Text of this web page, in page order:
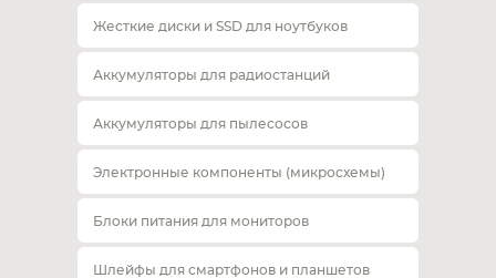
Жесткие диски и SSD для ноутбуков
Аккумуляторы для радиостанций
Аккумуляторы для пылесосов
Электронные компоненты (микросхемы)
Блоки питания для мониторов
Шлейфы для смартфонов и планшетов